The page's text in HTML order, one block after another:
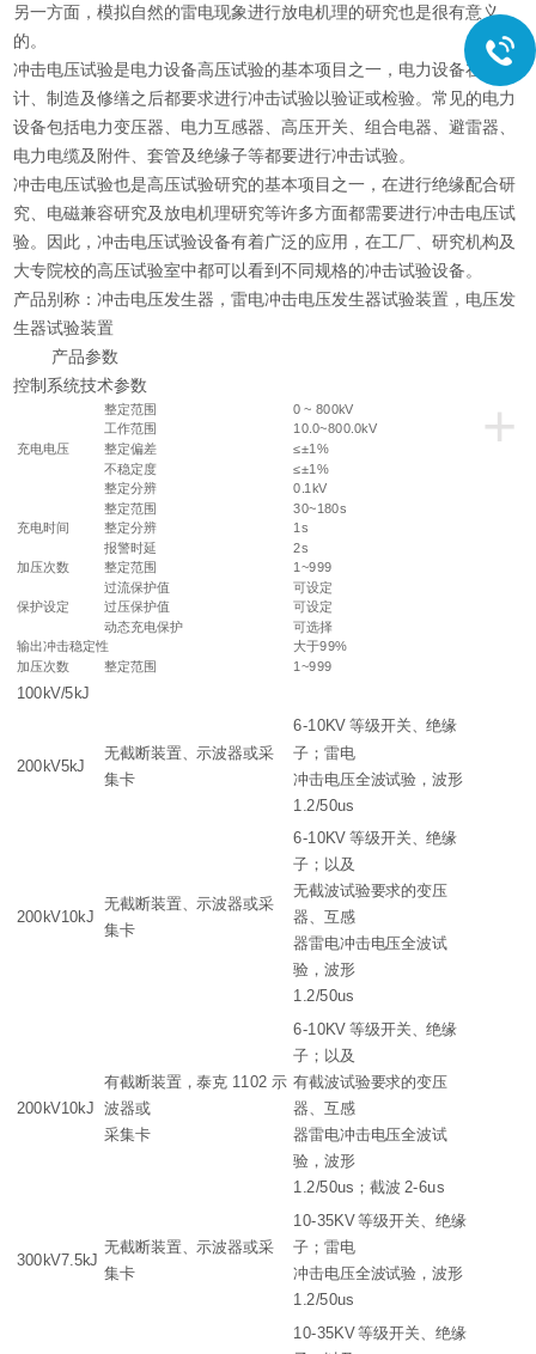
另一方面，模拟自然的雷电现象进行放电机理的研究也是很有意义
的。
冲击电压试验是电力设备高压试验的基本项目之一，电力设备在设
计、制造及修缮之后都要求进行冲击试验以验证或检验。常见的电力
设备包括电力变压器、电力互感器、高压开关、组合电器、避雷器、
电力电缆及附件、套管及绝缘子等都要进行冲击试验。
冲击电压试验也是高压试验研究的基本项目之一，在进行绝缘配合研
究、电磁兼容研究及放电机理研究等许多方面都需要进行冲击电压试
验。因此，冲击电压试验设备有着广泛的应用，在工厂、研究机构及
大专院校的高压试验室中都可以看到不同规格的冲击试验设备。
产品别称：冲击电压发生器，雷电冲击电压发生器试验装置，电压发
生器试验装置
产品参数
控制系统技术参数
+
充电电压
整定范围
0 ~ 800kV
工作范围
10.0~800.0kV
整定偏差
≤±1%
不稳定度
≤±1%
整定分辨
0.1kV
充电时间
整定范围
30~180s
整定分辨
1s
报警时延
2s
加压次数
整定范围 1~999
保护设定
过流保护值
可设定
过压保护值
可设定
动态充电保护
可选择
输出冲击稳定性
大于99%
加压次数
整定范围 1~999
100kV/5kJ
200kV5kJ
无截断装置、示波器或采
集卡
6-10KV 等级开关、绝缘
子；雷电
冲击电压全波试验，波形
1.2/50us
200kV10kJ
无截断装置、示波器或采
集卡
6-10KV 等级开关、绝缘
子；以及
无截波试验要求的变压
器、互感
器雷电冲击电压全波试
验，波形
1.2/50us
200kV10kJ
有截断装置，泰克 1102 示
波器或
采集卡
6-10KV 等级开关、绝缘
子；以及
有截波试验要求的变压
器、互感
器雷电冲击电压全波试
验，波形
1.2/50us；截波 2-6us
300kV7.5kJ
无截断装置、示波器或采
集卡
10-35KV 等级开关、绝缘
子；雷电
冲击电压全波试验，波形
1.2/50us
10-35KV 等级开关、绝缘